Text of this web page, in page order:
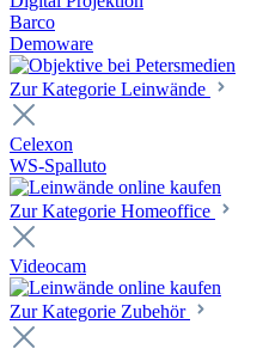
Barco
Demoware
Zur Kategorie Leinwände
Celexon
WS-Spalluto
Zur Kategorie Homeoffice
Videocam
Zur Kategorie Zubehör